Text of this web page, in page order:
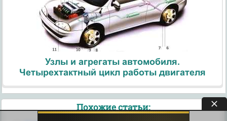
Узлы и агрегаты автомобиля.
Четырехтактный цикл работы двигателя
Похожие статьи: